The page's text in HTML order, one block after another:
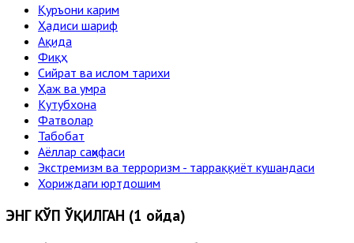
Қуръони карим
Ҳадиси шариф
Ақида
Фиқҳ
Сийрат ва ислом тарихи
Ҳаж ва умра
Кутубхона
Фатволар
Табобат
Аёллар саҳифаси
Экстремизм ва терроризм - тарраққиёт кушандаси
Хориждаги юртдошим
ЭНГ КЎП ЎҚИЛГАН (1 ойда)